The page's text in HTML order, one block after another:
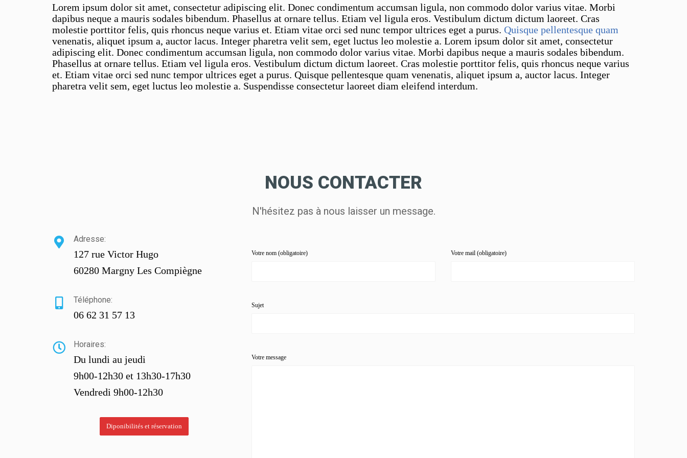
Lorem ipsum dolor sit amet, consectetur adipiscing elit. Donec condimentum accumsan ligula, non commodo dolor varius vitae. Morbi
dapibus neque a mauris sodales bibendum. Phasellus at ornare tellus. Etiam vel ligula eros. Vestibulum dictum dictum laoreet. Cras
molestie porttitor felis, quis rhoncus neque varius et. Etiam vitae orci sed nunc tempor ultrices eget a purus. Quisque pellentesque quam
venenatis, aliquet ipsum a, auctor lacus. Integer pharetra velit sem, eget luctus leo molestie a. Lorem ipsum dolor sit amet, consectetur
adipiscing elit. Donec condimentum accumsan ligula, non commodo dolor varius vitae. Morbi dapibus neque a mauris sodales bibendum.
Phasellus at ornare tellus. Etiam vel ligula eros. Vestibulum dictum dictum laoreet. Cras molestie porttitor felis, quis rhoncus neque varius
et. Etiam vitae orci sed nunc tempor ultrices eget a purus. Quisque pellentesque quam venenatis, aliquet ipsum a, auctor lacus. Integer
pharetra velit sem, eget luctus leo molestie a. Suspendisse consectetur laoreet diam eleifend interdum.
NOUS CONTACTER
N'hésitez pas à nous laisser un message.
Adresse:
127 rue Victor Hugo
60280 Margny Les Compiègne
Téléphone:
06 62 31 57 13
Horaires:
Du lundi au jeudi
9h00-12h30 et 13h30-17h30
Vendredi 9h00-12h30
Diponibilités et réservation
Votre nom (obligatoire) Votre mail (obligatoire)
Sujet
Votre message